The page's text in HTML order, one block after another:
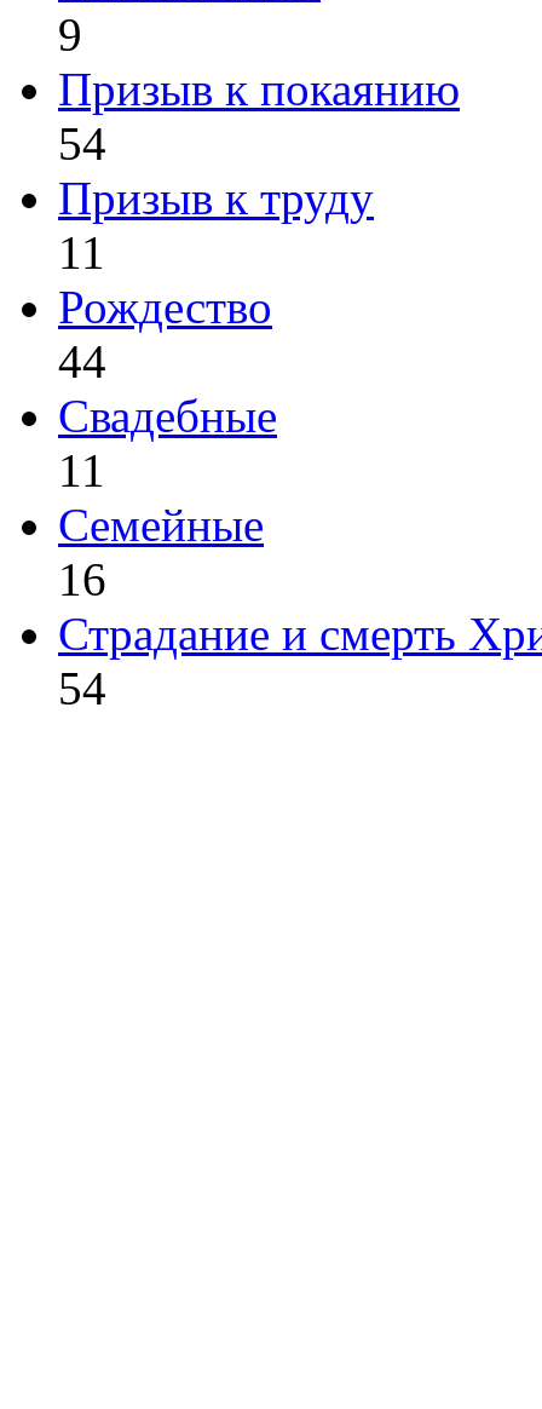
9
Призыв к покаянию
54
Призыв к труду
11
Рождество
44
Свадебные
11
Семейные
16
Страдание и смерть
54